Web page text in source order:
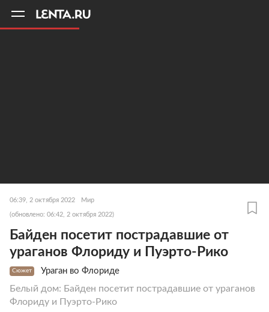
06:39, 2 октября 2022 Мир
(обновлено: 06:42, 2 октября 2022)
Байден посетит пострадавшие от
ураганов Флориду и Пуэрто-Рико
Сюжет Ураган во Флориде
Белый дом: Байден посетит пострадавшие от ураганов
Флориду и Пуэрто-Рико